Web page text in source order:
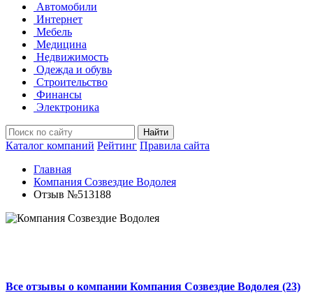
Автомобили
Интернет
Мебель
Медицина
Недвижимость
Одежда и обувь
Строительство
Финансы
Электроника
Найти
Каталог компаний Рейтинг Правила сайта
Главная
Компания Созвездие Водолея
Отзыв №513188
Все отзывы о компании Компания Созвездие Водолея (23)